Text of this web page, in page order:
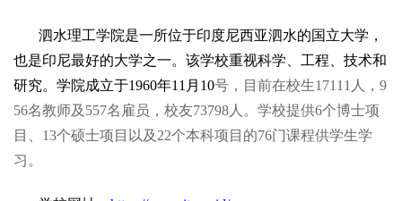
泗水理工学院是一所位于印度尼西亚泗水的国立大学，
也是印尼最好的大学之一。该学校重视科学、工程、技术和
研究。学院成立于1960年11月10号，目前在校生17111人，9
56名教师及557名雇员，校友73798人。学校提供6个博士项
目、13个硕士项目以及22个本科项目的76门课程供学生学
习。